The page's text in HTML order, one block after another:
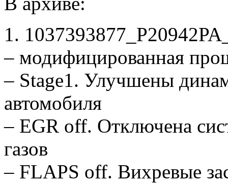
1.
– модифицированная
– Stage1. Улучшены
автомобиля
– EGR off. Отключена
газов
– FLAPS off. Вихревые